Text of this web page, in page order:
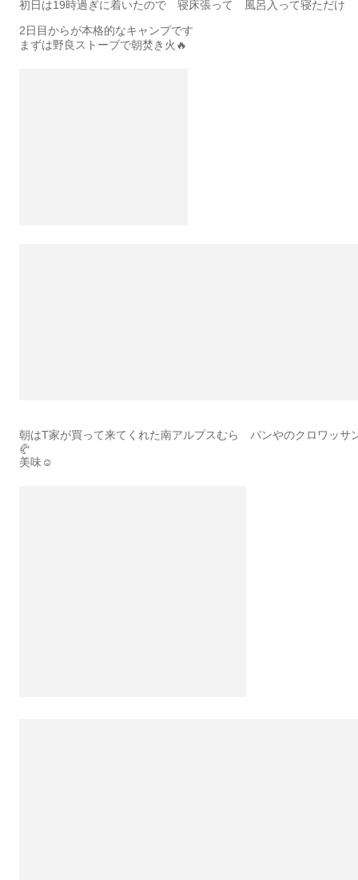
初日は19時過ぎに着いたので 寝床張って 風呂入って寝ただけ
2日目からが本格的なキャンプです
まずは野良ストーブで朝焚き火🔥
朝はT家が買って来てくれた南アルプスむら パンやのクロワッサ
🥐
美味☺️